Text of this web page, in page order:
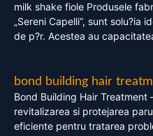
milk shake fiole Produsele
„Sereni Capelli”, sunt solu?ia
de p?r. Acestea au
bond building hair
Bond Building Hair Treatment
revitalizarea si protejarea
eficiente pentru tratarea